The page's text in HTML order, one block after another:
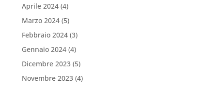
Aprile 2024(4)
Marzo 2024(5)
Febbraio 2024(3)
Gennaio 2024(4)
Dicembre 2023(5)
Novembre 2023(4)